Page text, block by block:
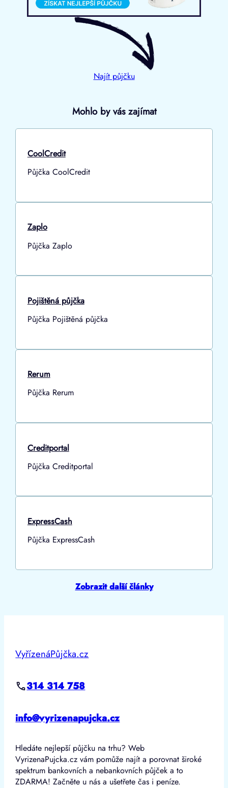
Najít půjčku
Mohlo by vás zajímat
CoolCredit
Půjčka CoolCredit
Zaplo
Půjčka Zaplo
Pojištěná půjčka
Půjčka Pojištěná půjčka
Rerum
Půjčka Rerum
Creditportal
Půjčka Creditportal
ExpressCash
Půjčka ExpressCash
Zobrazit další články
VyřízenáPůjčka.cz
314 314 758
info@vyrizenapujcka.cz
Hledáte nejlepší půjčku na trhu? Web
VyrizenaPujcka.cz vám pomůže najít a porovnat široké
spektrum bankovních a nebankovních půjček a to
ZDARMA! Začněte u nás a ušetřete čas i peníze.